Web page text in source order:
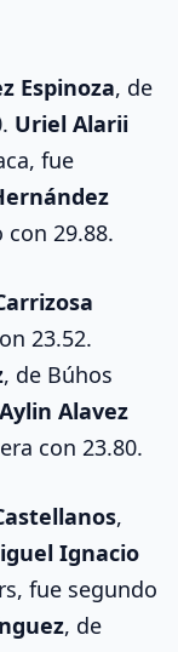
Espinoza, de
Uriel Alarii
fue
con 29.88.
23.52.
, de Búhos
Aylin Alavez
con 23.80.
,
Ignacio
fue segundo
, de